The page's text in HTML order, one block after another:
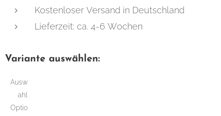
Kostenloser Versand in Deutschland
Lieferzeit: ca. 4-6 Wochen
Variante auswählen:
Ausw
ahl
Optio